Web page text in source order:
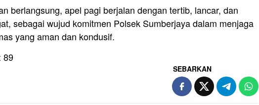
berlangsung, apel pagi berjalan dengan tertib, lancar, dan
sebagai wujud komitmen Polsek Sumberjaya dalam menjaga
yang aman dan kondusif.
89
SEBARKAN